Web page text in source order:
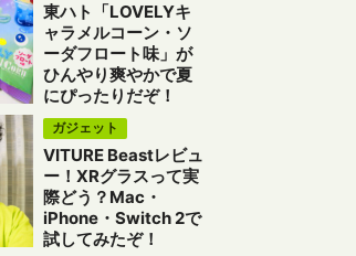
東ハト「LOVELYキ
ャラメルコーン・ソ
ーダフロート味」が
ひんやり爽やかで夏
にぴったりだぞ！
ガジェット
VITURE Beastレビュ
ー！XRグラスって実
際どう？Mac・
iPhone・Switch 2で
試してみたぞ！